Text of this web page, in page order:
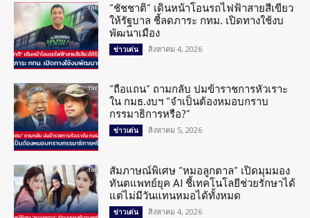
“ชัชชาติ” เดินหน้าโอนรถไฟฟ้าสายสีเขียว
ให้รัฐบาล ชี้ลดภาระ กทม. เปิดทางใช้งบ
พัฒนาเมือง
ข่าวเด่น สิงหาคม 4, 2026
“ถือแถน” ถามกลับ ปมข้าราชการหัวเราะ
ใน กมธ.งบฯ “จำเป็นต้องหมอบกราบ
กรรมาธิการหรือ?”
ข่าวเด่น สิงหาคม 5, 2026
สัมภาษณ์พิเศษ “หมอลูกตาล” เปิดมุมมอง
ทันตแพทย์ยุค AI ชี้เทคโนโลยีช่วยรักษาได้
แต่ไม่มีวันแทนหมอได้ทั้งหมด
ข่าวเด่น สิงหาคม 4, 2026